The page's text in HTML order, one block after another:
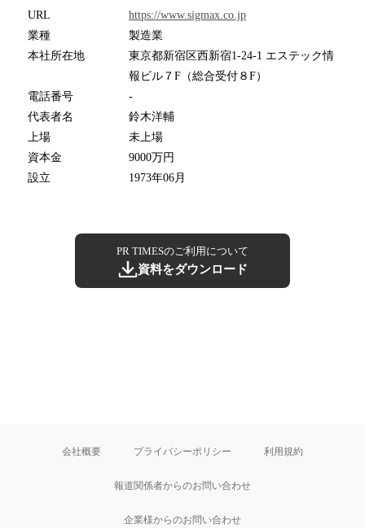
URL
https://www.sigmax.co.jp
業種
製造業
本社所在地
東京都新宿区西新宿1-24-1 エステック情
報ビル７F（総合受付８F）
電話番号
-
代表者名
鈴木洋輔
上場
未上場
資本金
9000万円
設立
1973年06月
PR TIMESのご利用について
資料をダウンロード
会社概要 プライバシーポリシー 利用規約
報道関係者からのお問い合わせ
企業様からのお問い合わせ